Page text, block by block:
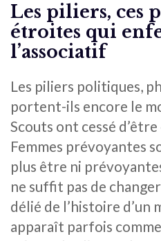
Les piliers, ces
étroites qui
l’associatif
Les piliers politiques,
portent-ils encore le
Scouts ont cessé
Femmes prévoyantes
plus être ni
ne suffit pas de
délié de l’histoire d’un
apparaît parfois